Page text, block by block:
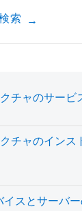
索
チャのサービ
チャのインス
イスとサーバ